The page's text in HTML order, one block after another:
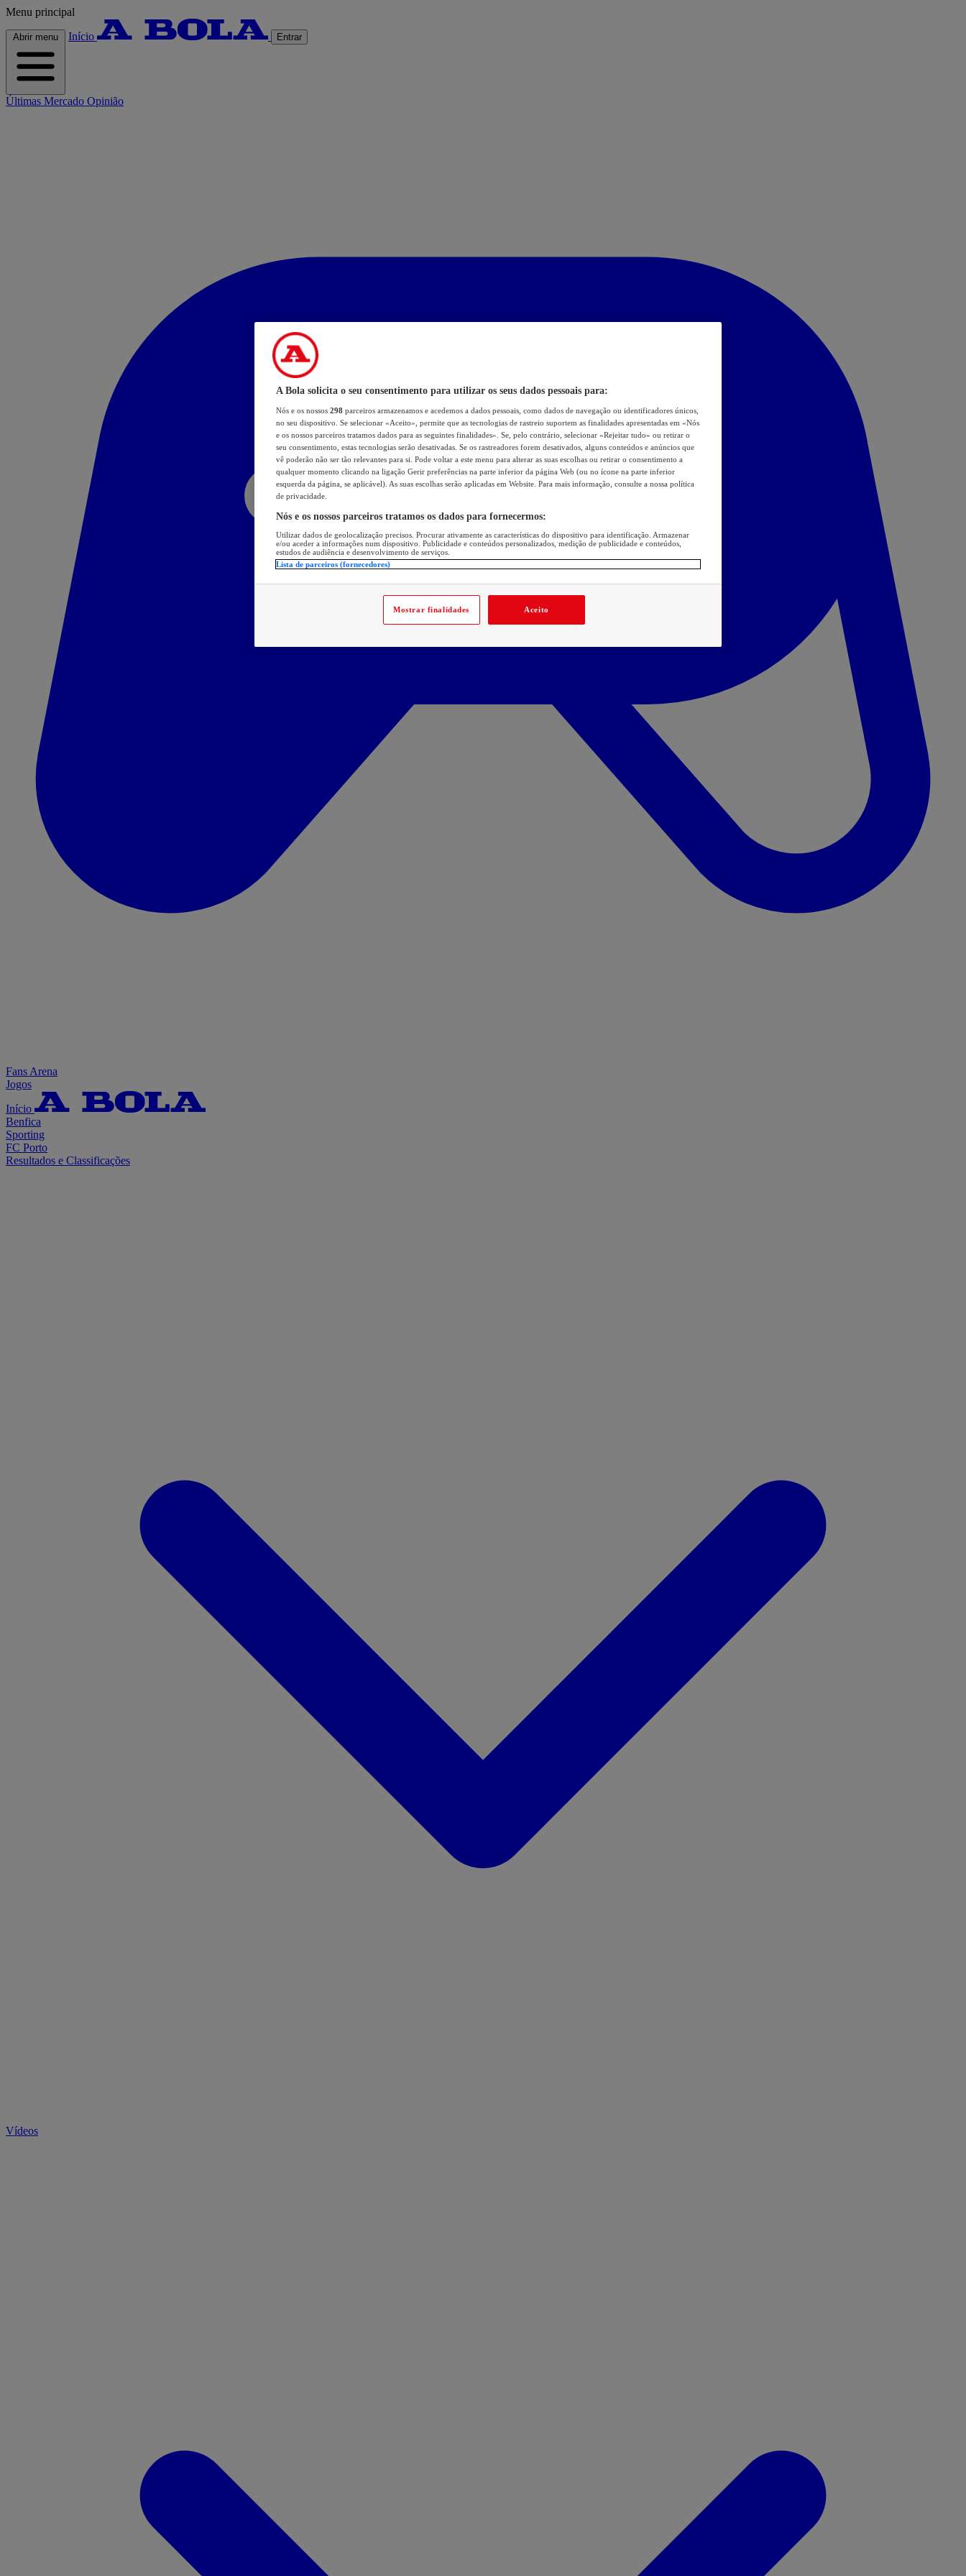
Menu principal
Abrir menu Início Entrar
Últimas Mercado Opinião
Fans Arena
Jogos
Início
Benfica
Sporting
FC Porto
Resultados e Classificações
Vídeos
A Bola solicita o seu consentimento para utilizar os seus dados pessoais para:
Nós e os nossos 298 parceiros armazenamos e acedemos a dados pessoais, como dados de navegação ou identificadores únicos,
no seu dispositivo. Se selecionar «Aceito», permite que as tecnologias de rastreio suportem as finalidades apresentadas em «Nós
e os nossos parceiros tratamos dados para as seguintes finalidades». Se, pelo contrário, selecionar «Rejeitar tudo» ou retirar o
seu consentimento, estas tecnologias serão desativadas. Se os rastreadores forem desativados, alguns conteúdos e anúncios que
vê poderão não ser tão relevantes para si. Pode voltar a este menu para alterar as suas escolhas ou retirar o consentimento a
qualquer momento clicando na ligação Gerir preferências na parte inferior da página Web (ou no ícone na parte inferior
esquerda da página, se aplicável). As suas escolhas serão aplicadas em Website. Para mais informação, consulte a nossa política
de privacidade.
Nós e os nossos parceiros tratamos os dados para fornecermos:
Utilizar dados de geolocalização precisos. Procurar ativamente as características do dispositivo para identificação. Armazenar
e/ou aceder a informações num dispositivo. Publicidade e conteúdos personalizados, medição de publicidade e conteúdos,
estudos de audiência e desenvolvimento de serviços.
Lista de parceiros (fornecedores)
Mostrar finalidades Aceito